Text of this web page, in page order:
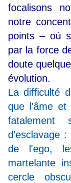
focalisons
notre
points – où
par la force
doute
évolution.
La difficulté
que l'âme et
fatalement
d'esclavage
de l'ego,
martelante
cercle